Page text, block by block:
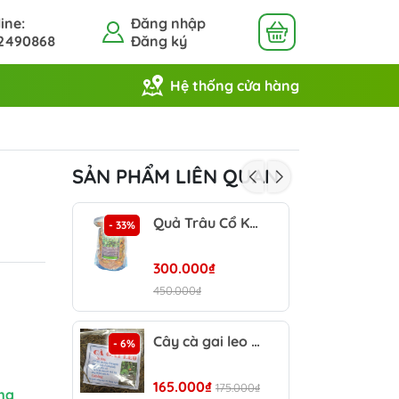
Đăng nhập
Đăng ký
Hệ thống cửa hàng
SẢN PHẨM LIÊN QUAN
- 33% Quả Trâu Cổ Khô
300.000₫
450.000₫
- 6% Cây cà gai leo khô 1Kg
165.000₫ 175.000₫